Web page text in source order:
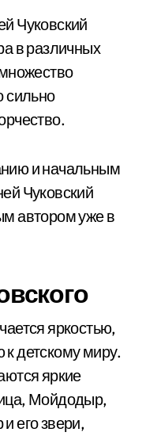
Чуковский
в различных
сильно
и начальным
Чуковский
автором уже в
яркостью,
детскому миру.
яркие
Мойдодыр,
его звери,